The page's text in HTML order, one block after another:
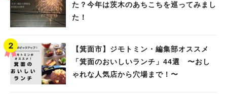
た？今年は茨木のあちこちを巡ってみまし
た！
【箕面市】ジモトミン・編集部オススメ
「箕面のおいしいランチ」44選 〜おし
ゃれな人気店から穴場まで！〜